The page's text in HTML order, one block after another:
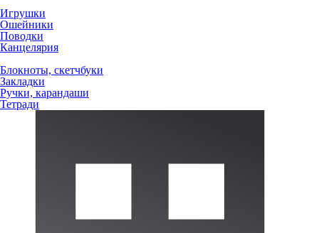
Игрушки
Ошейники
Поводки
Канцелярия
Блокноты, скетчбуки
Закладки
Ручки, карандаши
Тетради